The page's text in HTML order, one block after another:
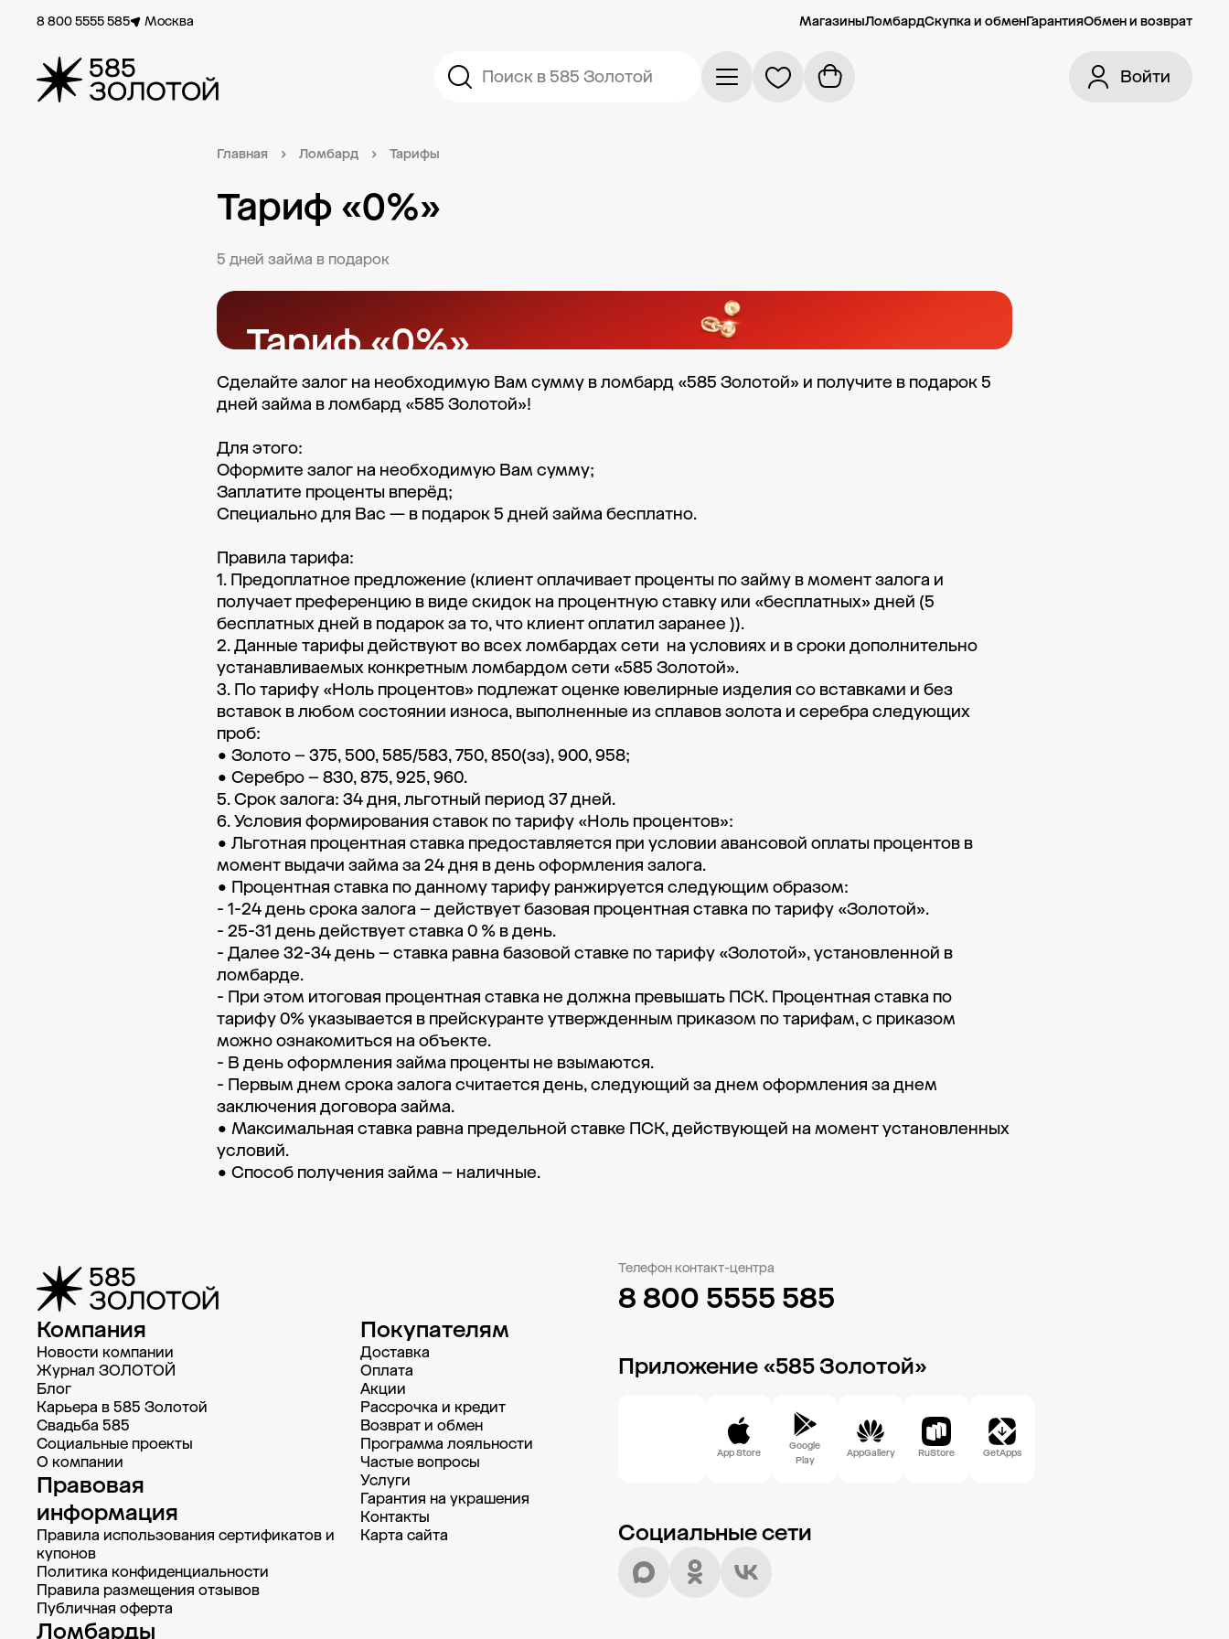
8 800 5555 585 Москва МагазиныЛомбардСкупка и обменГарантияОбмен и возврат
Поиск в 585 Золотой Войти
Главная Ломбард Тарифы
Тариф «0%»
5 дней займа в подарок
Тариф «0%»
5 дней займа в подарок
Сделайте залог на необходимую Вам сумму в ломбард «585 Золотой» и получите в подарок 5
дней займа в ломбард «585 Золотой»!
Для этого:
Оформите залог на необходимую Вам сумму;
Заплатите проценты вперёд;
Специально для Вас — в подарок 5 дней займа бесплатно.
Правила тарифа:
1. Предоплатное предложение (клиент оплачивает проценты по займу в момент залога и
получает преференцию в виде скидок на процентную ставку или «бесплатных» дней (5
бесплатных дней в подарок за то, что клиент оплатил заранее )).
2. Данные тарифы действуют во всех ломбардах сети  на условиях и в сроки дополнительно
устанавливаемых конкретным ломбардом сети «585 Золотой».
3. По тарифу «Ноль процентов» подлежат оценке ювелирные изделия со вставками и без
вставок в любом состоянии износа, выполненные из сплавов золота и серебра следующих
проб:
• Золото – 375, 500, 585/583, 750, 850(зз), 900, 958;
• Серебро – 830, 875, 925, 960.
5. Срок залога: 34 дня, льготный период 37 дней.
6. Условия формирования ставок по тарифу «Ноль процентов»:
• Льготная процентная ставка предоставляется при условии авансовой оплаты процентов в
момент выдачи займа за 24 дня в день оформления залога.
• Процентная ставка по данному тарифу ранжируется следующим образом:
- 1-24 день срока залога – действует базовая процентная ставка по тарифу «Золотой».
- 25-31 день действует ставка 0 % в день.
- Далее 32-34 день – ставка равна базовой ставке по тарифу «Золотой», установленной в
ломбарде.
- При этом итоговая процентная ставка не должна превышать ПСК. Процентная ставка по
тарифу 0% указывается в прейскуранте утвержденным приказом по тарифам, с приказом
можно ознакомиться на объекте.
- В день оформления займа проценты не взымаются.
- Первым днем срока залога считается день, следующий за днем оформления за днем
заключения договора займа.
• Максимальная ставка равна предельной ставке ПСК, действующей на момент установленных
условий.
• Способ получения займа – наличные.
Компания
Новости компании
Журнал ЗОЛОТОЙ
Блог
Карьера в 585 Золотой
Свадьба 585
Социальные проекты
О компании
Правовая
информация
Правила использования сертификатов и
купонов
Политика конфиденциальности
Правила размещения отзывов
Публичная оферта
Ломбарды
Покупателям
Доставка
Oплата
Акции
Рассрочка и кредит
Возврат и обмен
Программа лояльности
Частые вопросы
Услуги
Гарантия на украшения
Контакты
Карта сайта
Телефон контакт-центра
8 800 5555 585
Приложение «585 Золотой»
App Store
Google
Play
AppGallery RuStore GetApps
Социальные сети